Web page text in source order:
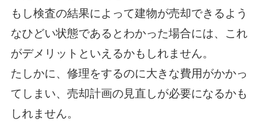
もし検査の結果によって建物が売却できるよう
なひどい状態であるとわかった場合には、これ
がデメリットといえるかもしれません。
たしかに、修理をするのに大きな費用がかかっ
てしまい、売却計画の見直しが必要になるかも
しれません。